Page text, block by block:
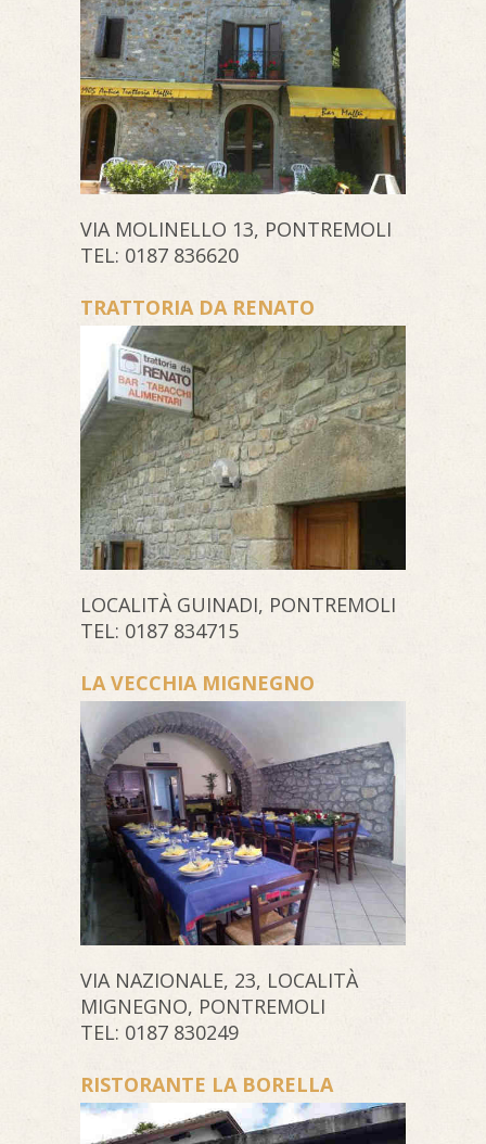
VIA MOLINELLO 13, PONTREMOLI
TEL: 0187 836620
TRATTORIA DA RENATO
LOCALITÀ GUINADI, PONTREMOLI
TEL: 0187 834715
LA VECCHIA MIGNEGNO
VIA NAZIONALE, 23, LOCALITÀ
MIGNEGNO, PONTREMOLI
TEL: 0187 830249
RISTORANTE LA BORELLA